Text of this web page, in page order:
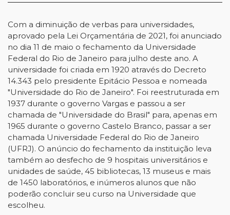
Com a diminuição de verbas para universidades,
aprovado pela Lei Orçamentária de 2021, foi anunciado
no dia 11 de maio o fechamento da Universidade
Federal do Rio de Janeiro para julho deste ano. A
universidade foi criada em 1920 através do Decreto
14.343 pelo presidente Epitácio Pessoa e nomeada
"Universidade do Rio de Janeiro". Foi reestruturada em
1937 durante o governo Vargas e passou a ser
chamada de "Universidade do Brasil" para, apenas em
1965 durante o governo Castelo Branco, passar a ser
chamada Universidade Federal do Rio de Janeiro
(UFRJ). O anúncio do fechamento da instituição leva
também ao desfecho de 9 hospitais universitários e
unidades de saúde, 45 bibliotecas, 13 museus e mais
de 1450 laboratórios, e inúmeros alunos que não
poderão concluir seu curso na Universidade que
escolheu.